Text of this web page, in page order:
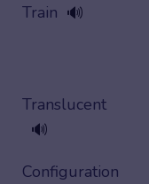
Train 🔊
Translucent
🔊
Configuration